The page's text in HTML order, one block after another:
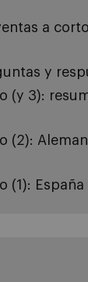
a
y
(y 3):
(2):
(1): España